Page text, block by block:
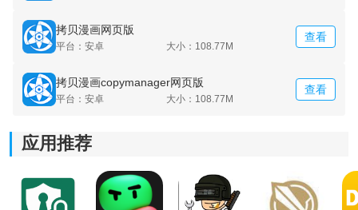
《拷贝漫画app免费版》软件亮点:
1.软件里面所有的漫画资源都是正版的，能够让用户使用
的更加安心。
拷贝漫画网页版
平台：安卓 大小：108.77M
查看
拷贝漫画copymanager网页版
平台：安卓 大小：108.77M
查看
应用推荐